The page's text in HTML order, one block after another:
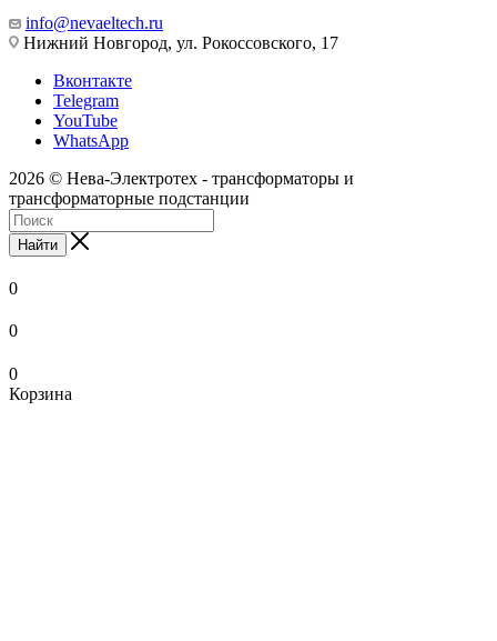
info@nevaeltech.ru
Нижний Новгород, ул. Рокоссовского, 17
Вконтакте
Telegram
YouTube
WhatsApp
2026 © Нева-Электротех - трансформаторы и
трансформаторные подстанции
Найти
0
0
0
Корзина